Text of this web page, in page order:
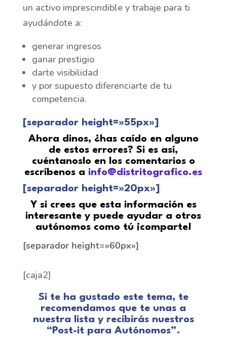
un activo imprescindible y trabaje para ti
ayudándote a:
generar ingresos
ganar prestigio
darte visibilidad
y por supuesto diferenciarte de tu
competencia.
[separador height=»55px»]
Ahora dinos, ¿has caído en alguno
de estos errores? Si es así,
cuéntanoslo en los comentarios o
escríbenos a info@distritografico.es
[separador height=»20px»]
Y si crees que esta información es
interesante y puede ayudar a otros
autónomos como tú ¡comparte!
[separador height=»60px»]
[caja2]
Si te ha gustado este tema, te
recomendamos que te unas a
nuestra lista y recibirás nuestros
“Post-it para Autónomos”.